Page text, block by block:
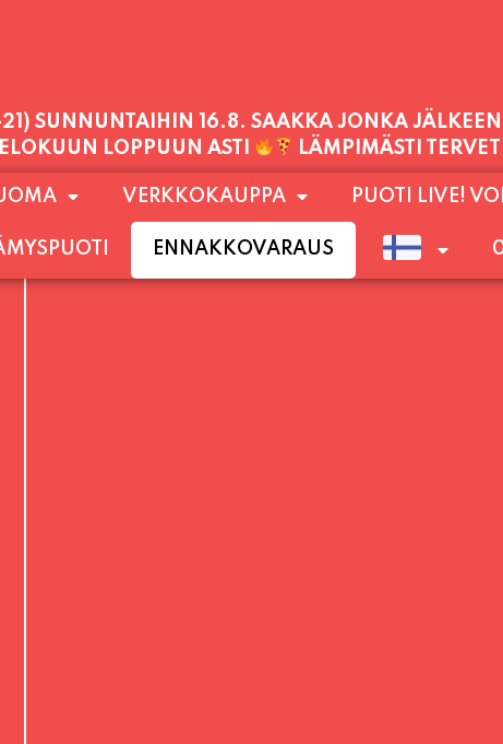
21) SUNNUNTAIHIN 16.8. SAAKKA JONKA
LOPPUUN ASTI
LÄMPIMÄSTI
PALVELEMME TÄNÄÄN:
PERJANTAI 11:00 - 21:00
VERKKOKAUPPA PUOTI LIVE!
ENNAKKOVARAUS